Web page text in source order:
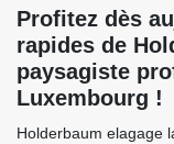
Profitez dès
rapides de
paysagiste
Luxembourg !
Holderbaum elagage